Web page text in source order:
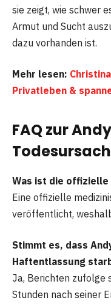
sie zeigt, wie schwer
Armut und Sucht
dazu vorhanden ist.
Mehr lesen:
Privatleben &
FAQ zur
Was ist die offizielle
Eine offizielle
veröffentlicht,
Stimmt es, dass
Haftentlassung
Ja, Berichten zufolge
Stunden nach seiner